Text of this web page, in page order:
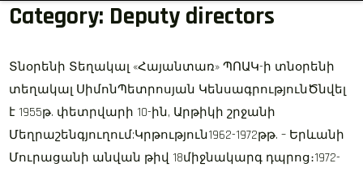
Category: Deputy directors
Տնօրենի Տեղակալ «Հայանտառ» ՊՈԱԿ-ի տնօրենի
տեղակալ ՍիմոնՊետրոսյան ԿենսագրությունԾնվել
է 1955թ. փետրվարի 10-ին, Արթիկի շրջանի
Մեղրաշենգյուղում:Կրթություն1962-1972թթ. – Երևանի
Մուրացանի անվան թիվ 18միջնակարգ դպրոց։1972-